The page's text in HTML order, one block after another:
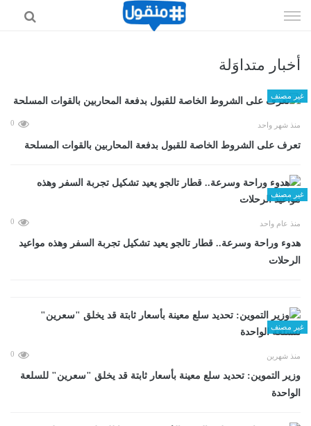
الى
أخبار متداوَلة
غير مصنف
منذ شهر واحد 0
تعرف على الشروط الخاصة للقبول بدفعة المحاربين بالقوات المسلحة
غير مصنف
منذ عام واحد 0
هدوء وراحة وسرعة.. قطار تالجو يعيد تشكيل تجربة السفر وهذه مواعيد
الرحلات
غير مصنف
منذ شهرين 0
وزير التموين: تحديد سلع معينة بأسعار ثابتة قد يخلق "سعرين" للسلعة
الواحدة